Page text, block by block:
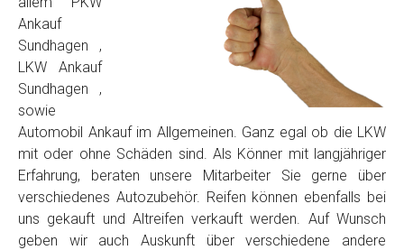
Ankauf
Sundhagen ,
LKW Ankauf
Sundhagen ,
sowie
Automobil Ankauf im Allgemeinen. Ganz egal ob die LKW
mit oder ohne Schäden sind. Als Könner mit langjähriger
Erfahrung, beraten unsere Mitarbeiter Sie gerne über
verschiedenes Autozubehör. Reifen können ebenfalls bei
uns gekauft und Altreifen verkauft werden. Auf Wunsch
geben wir auch Auskunft über verschiedene andere